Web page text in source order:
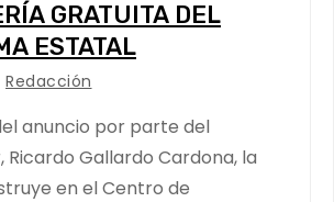
GRATUITA DEL
ESTATAL
Redacción
anuncio por parte del
Ricardo Gallardo Cardona, la
en el Centro de